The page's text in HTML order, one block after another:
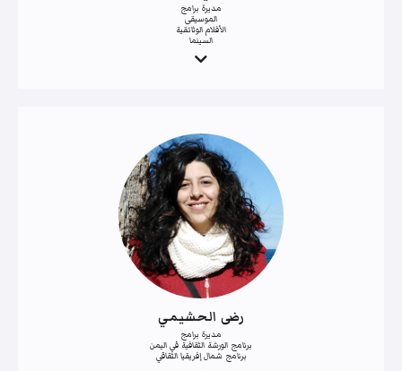
مديرة برامج
الموسيقى
الأفلام الوثائقية
السينما
رضى الحشيمي
مديرة برامج
برنامج الورشة الثقافية في اليمن
برنامج شمال إفريقيا الثقافي